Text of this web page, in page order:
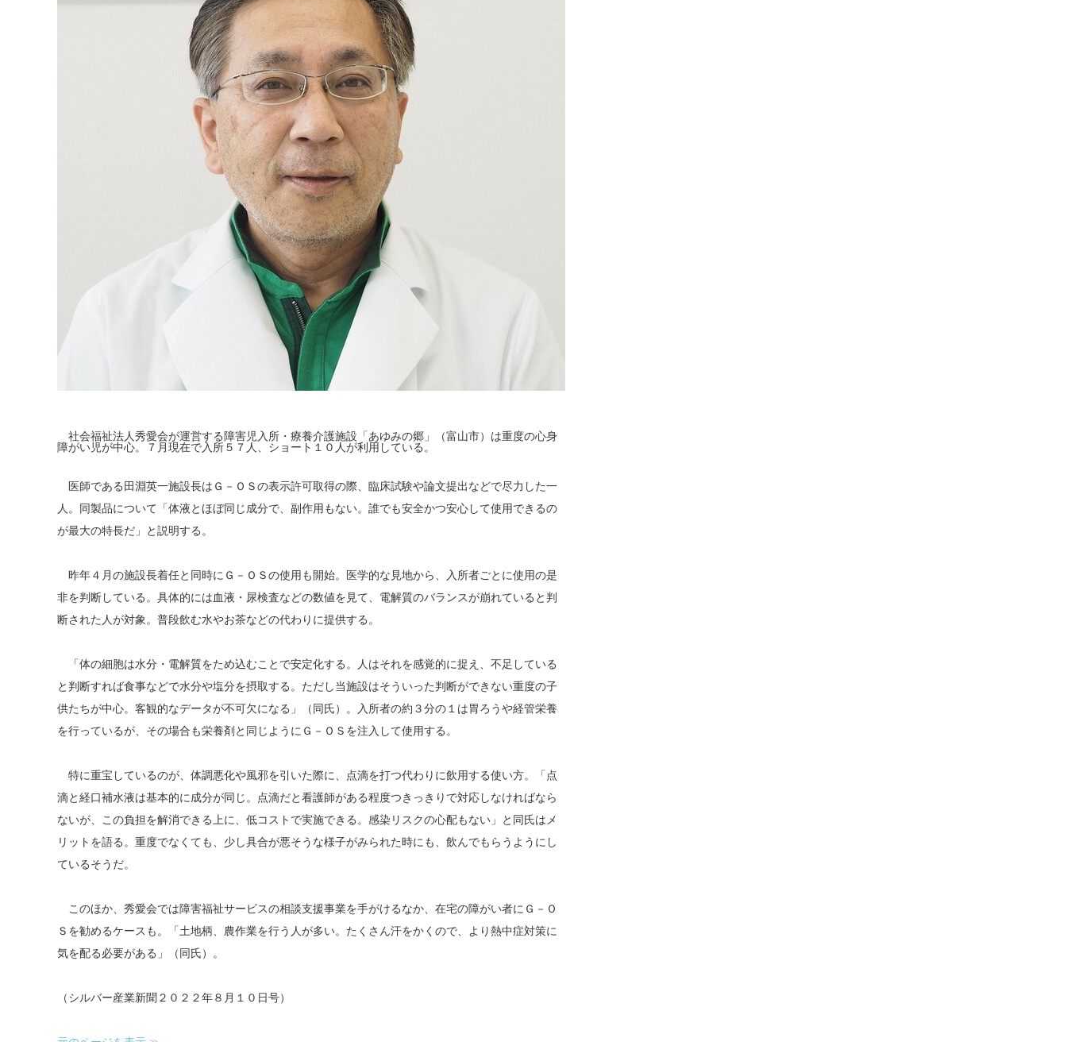
社会福祉法人秀愛会が運営する障害児入所・療養介護施設「あゆみの郷」（富山市）は重度の心身
障がい児が中心。７月現在で入所５７人、ショート１０人が利用している。
医師である田淵英一施設長はＧ－ＯＳの表示許可取得の際、臨床試験や論文提出などで尽力した一
人。同製品について「体液とほぼ同じ成分で、副作用もない。誰でも安全かつ安心して使用できるの
が最大の特長だ」と説明する。
昨年４月の施設長着任と同時にＧ－ＯＳの使用も開始。医学的な見地から、入所者ごとに使用の是
非を判断している。具体的には血液・尿検査などの数値を見て、電解質のバランスが崩れていると判
断された人が対象。普段飲む水やお茶などの代わりに提供する。
「体の細胞は水分・電解質をため込むことで安定化する。人はそれを感覚的に捉え、不足している
と判断すれば食事などで水分や塩分を摂取する。ただし当施設はそういった判断ができない重度の子
供たちが中心。客観的なデータが不可欠になる」（同氏）。入所者の約３分の１は胃ろうや経管栄養
を行っているが、その場合も栄養剤と同じようにＧ－ＯＳを注入して使用する。
特に重宝しているのが、体調悪化や風邪を引いた際に、点滴を打つ代わりに飲用する使い方。「点
滴と経口補水液は基本的に成分が同じ。点滴だと看護師がある程度つきっきりで対応しなければなら
ないが、この負担を解消できる上に、低コストで実施できる。感染リスクの心配もない」と同氏はメ
リットを語る。重度でなくても、少し具合が悪そうな様子がみられた時にも、飲んでもらうようにし
ているそうだ。
このほか、秀愛会では障害福祉サービスの相談支援事業を手がけるなか、在宅の障がい者にＧ－Ｏ
Ｓを勧めるケースも。「土地柄、農作業を行う人が多い。たくさん汗をかくので、より熱中症対策に
気を配る必要がある」（同氏）。
（シルバー産業新聞２０２２年８月１０日号）